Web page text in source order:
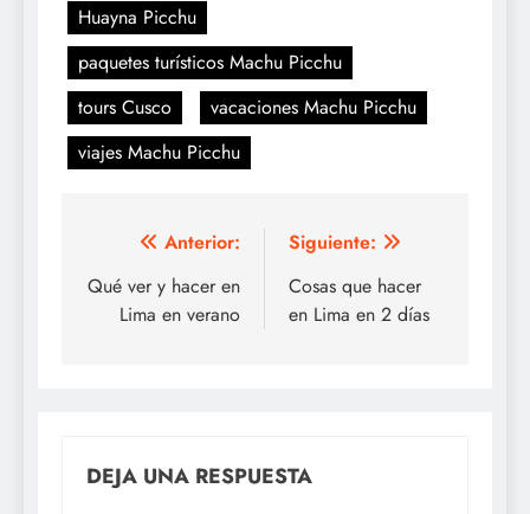
Huayna Picchu
paquetes turísticos Machu Picchu
tours Cusco
vacaciones Machu Picchu
viajes Machu Picchu
Navegación
de
entradas
Anterior:
Qué ver y hacer en
Lima en verano
Siguiente:
Cosas que hacer
en Lima en 2 días
DEJA UNA RESPUESTA